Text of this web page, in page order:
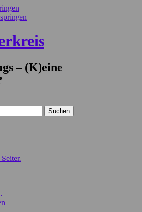
– (K)eine